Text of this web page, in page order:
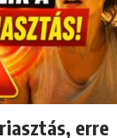
erre